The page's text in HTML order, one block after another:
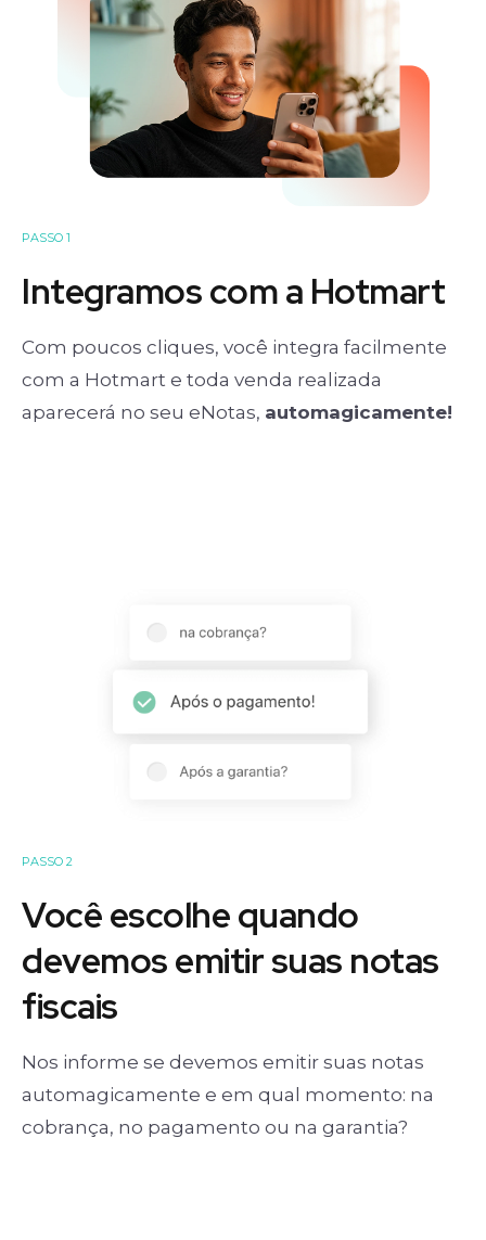
PASSO 1
Integramos com a Hotmart
Com poucos cliques, você integra facilmente
com a Hotmart e toda venda realizada
aparecerá no seu eNotas, automagicamente!
PASSO 2
Você escolhe quando
devemos emitir suas notas
fiscais
Nos informe se devemos emitir suas notas
automagicamente e em qual momento: na
cobrança, no pagamento ou na garantia?